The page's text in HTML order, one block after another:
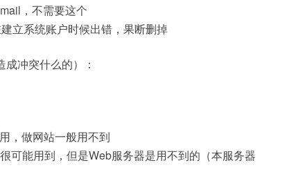
，不需要这个
立系统账户时候出错，果断删掉
冲突什么的）：
，做网站一般用不到
能用到，但是Web服务器是用不到的（本服务器